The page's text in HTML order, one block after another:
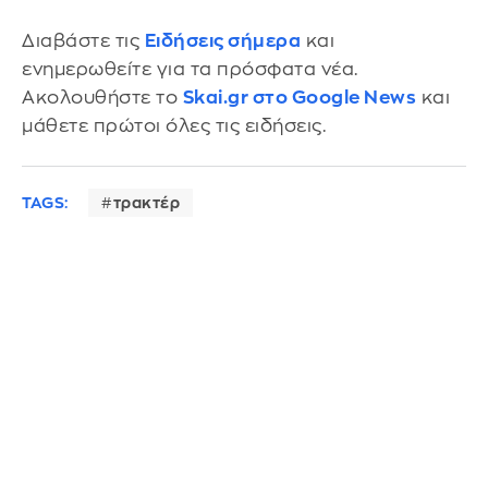
Διαβάστε τις Ειδήσεις σήμερα και
ενημερωθείτε για τα πρόσφατα νέα.
Ακολουθήστε το Skai.gr στο Google News και
μάθετε πρώτοι όλες τις ειδήσεις.
TAGS: τρακτέρ